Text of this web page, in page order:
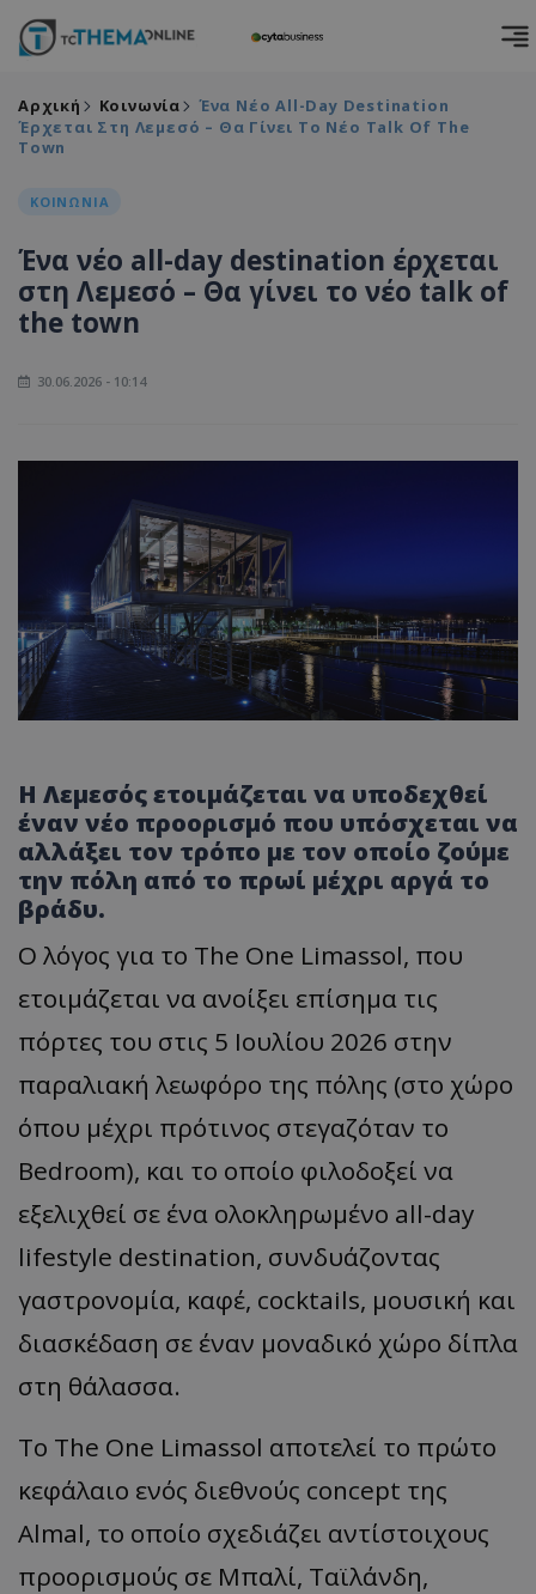
Αρχική Κοινωνία
Ένα Νέο All-Day Destination
Έρχεται Στη Λεμεσό – Θα Γίνει Το Νέο Talk Of The
Town
ΚΟΙΝΩΝΙΑ
Ένα νέο all-day destination έρχεται
στη Λεμεσό – Θα γίνει το νέο talk of
the town
30.06.2026 - 10:14
Η Λεμεσός ετοιμάζεται να υποδεχθεί
έναν νέο προορισμό που υπόσχεται να
αλλάξει τον τρόπο με τον οποίο ζούμε
την πόλη από το πρωί μέχρι αργά το
βράδυ.
Ο λόγος για το The One Limassol, που
ετοιμάζεται να ανοίξει επίσημα τις
πόρτες του στις 5 Ιουλίου 2026 στην
παραλιακή λεωφόρο της πόλης (στο χώρο
όπου μέχρι πρότινος στεγαζόταν το
Bedroom), και το οποίο φιλοδοξεί να
εξελιχθεί σε ένα ολοκληρωμένο all-day
lifestyle destination, συνδυάζοντας
γαστρονομία, καφέ, cocktails, μουσική και
διασκέδαση σε έναν μοναδικό χώρο δίπλα
στη θάλασσα.
Το The One Limassol αποτελεί το πρώτο
κεφάλαιο ενός διεθνούς concept της
Almal, το οποίο σχεδιάζει αντίστοιχους
προορισμούς σε Μπαλί, Ταϊλάνδη,